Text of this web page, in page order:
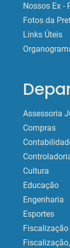
Nossos Ex -
Fotos da
Links Úteis
Assessoria
Compras
Cultura
Educação
Engenharia
Esportes